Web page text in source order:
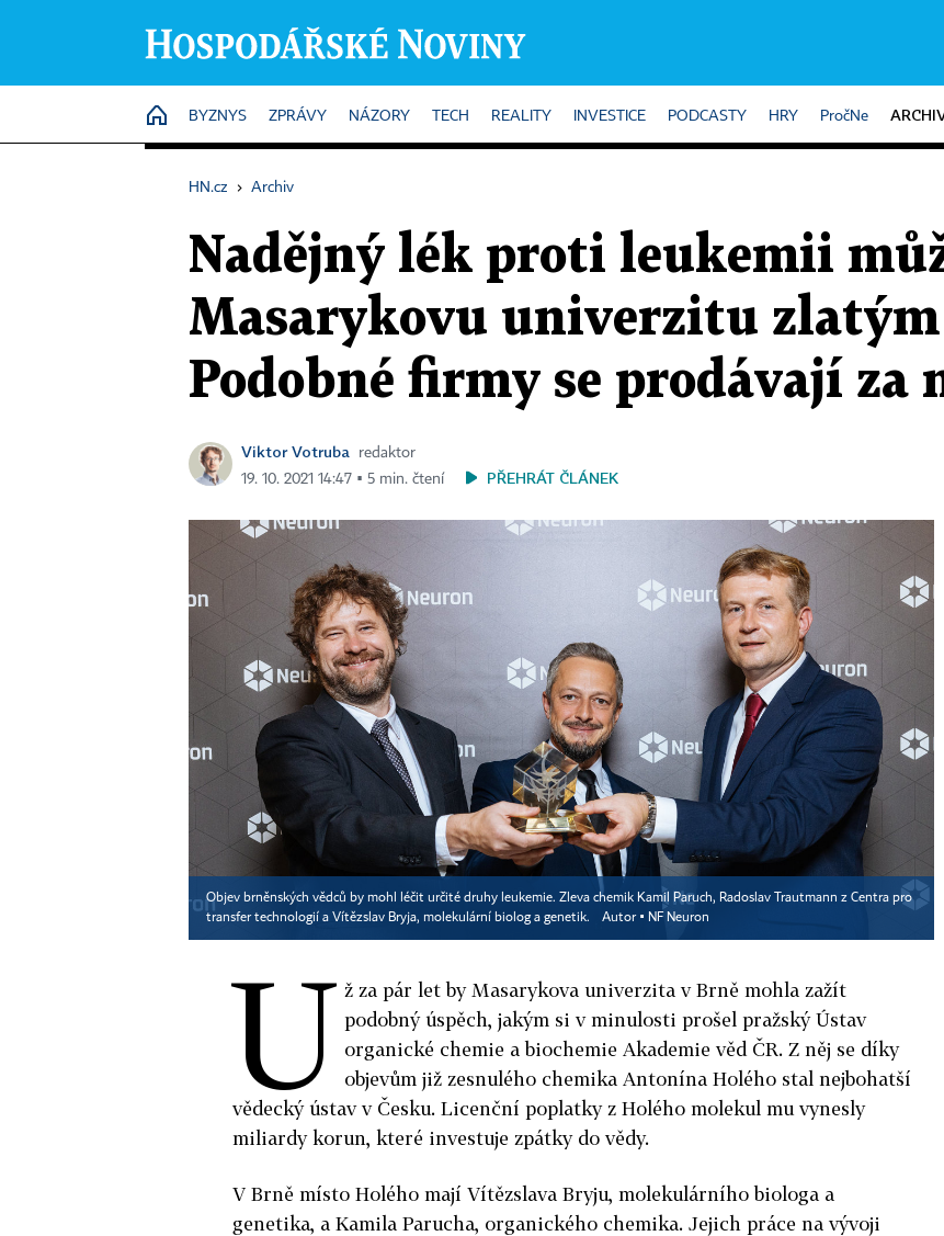
HOME
BYZNYS ZPRÁVY NÁZORY TECH REALITY INVESTICE PODCASTY HRY PročNe
HN.cz › Archiv
Nadějný lék proti leukemii
Masarykovu univerzitu zlatým
Podobné firmy se prodávají za
Viktor Votruba
redaktor
19. 10. 2021 14:47 ▪ 5 min. čtení
PŘEHRÁT ČLÁNEK
Objev brněnských vědců by mohl léčit určité druhy leukemie. Zleva chemik Kamil Paruch, Radoslav Trautmann z Centra pro
transfer technologií a Vítězslav Bryja, molekulární biolog a genetik.
Autor ▪ NF Neuron
U ž za pár let by Masarykova univerzita v Brně mohla zažít
podobný úspěch, jakým si v minulosti prošel pražský Ústav
organické chemie a biochemie Akademie věd ČR. Z něj se díky
objevům již zesnulého chemika Antonína Holého stal nejbohatší
vědecký ústav v Česku. Licenční poplatky z Holého molekul mu vynesly
miliardy korun, které investuje zpátky do vědy.
V Brně místo Holého mají Vítězslava Bryju, molekulárního biologa a
genetika, a Kamila Parucha, organického chemika. Jejich práce na vývoji